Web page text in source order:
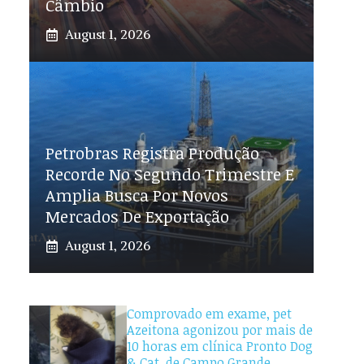
Câmbio
August 1, 2026
Petrobras Registra Produção
Recorde No Segundo Trimestre E
Amplia Busca Por Novos
Mercados De Exportação
August 1, 2026
Comprovado em exame, pet
Azeitona agonizou por mais de
10 horas em clínica Pronto Dog